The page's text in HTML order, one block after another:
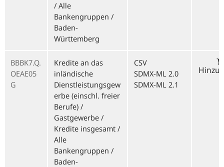
/ Alle
Bankengruppen /
Baden-
Württemberg
BBBK7.Q.
OEAE05
G
Kredite an das
inländische
Dienstleistungsgew
erbe (einschl. freier
Berufe) /
Gastgewerbe /
Kredite insgesamt /
Alle
Bankengruppen /
Baden-
CSV
SDMX-ML 2.0
SDMX-ML 2.1